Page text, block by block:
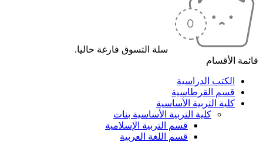
سلة التسوق فارغة حاليا.
قائمة الأقسام
الكتب الدراسية
قسم القرطاسية
كلية التربية الأساسية
كلية التربية الأساسية بنات
قسم التربية الإسلامية
قسم اللغة العربية